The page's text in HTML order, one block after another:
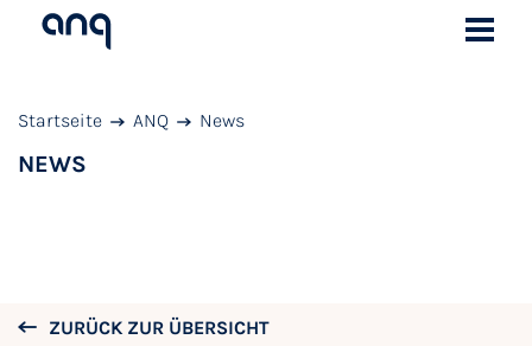
Startseite ANQ News
NEWS
ZURÜCK ZUR ÜBERSICHT